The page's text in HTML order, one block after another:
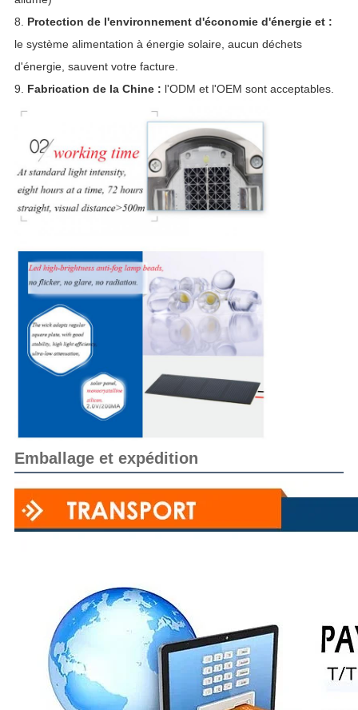
8. Protection de l'environnement d'économie d'énergie et :
le système alimentation à énergie solaire, aucun déchets
d'énergie, sauvent votre facture.
9. Fabrication de la Chine : l'ODM et l'OEM sont acceptables.
Emballage et expédition